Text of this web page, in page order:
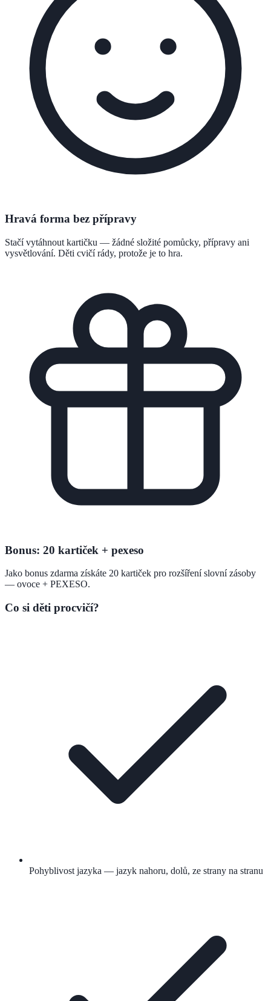
Hravá forma bez přípravy
Stačí vytáhnout kartičku — žádné složité pomůcky, přípravy ani
vysvětlování. Děti cvičí rády, protože je to hra.
Bonus: 20 kartiček + pexeso
Jako bonus zdarma získáte 20 kartiček pro rozšíření slovní zásoby
— ovoce + PEXESO.
Co si děti procvičí?
Pohyblivost jazyka — jazyk nahoru, dolů, ze strany na stranu